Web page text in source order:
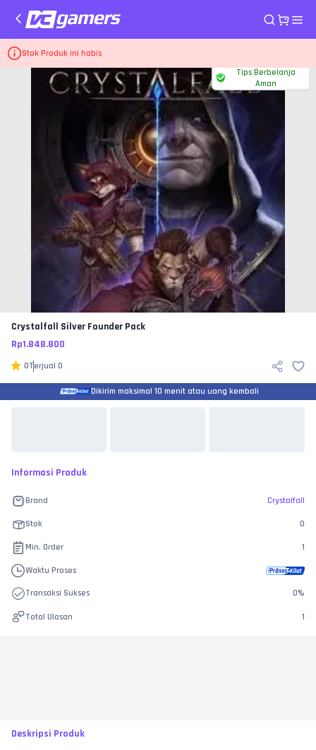
Stok Produk ini habis
Home Top Up Game Crystalfall
Tips Berbelanja
Aman
Crystalfall Silver Founder Pack
Rp1.848.800
0Terjual 0
Dikirim maksimal 10 menit atau uang kembali
Informasi Produk
Brand Crystalfall
Stok 0
Min. Order 1
Waktu Proses
Transaksi Sukses 0%
Total Ulasan 1
Deskripsi Produk